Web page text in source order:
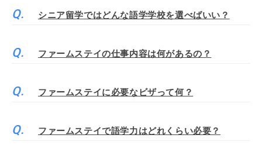
シニア留学ではどんな語学学校を選べばいい？
ファームステイの仕事内容は何があるの？
ファームステイに必要なビザって何？
ファームステイで語学力はどれくらい必要？